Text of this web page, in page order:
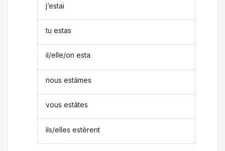
j’estai
tu estas
il/elle/on esta
nous estâmes
vous estâtes
ils/elles estèrent